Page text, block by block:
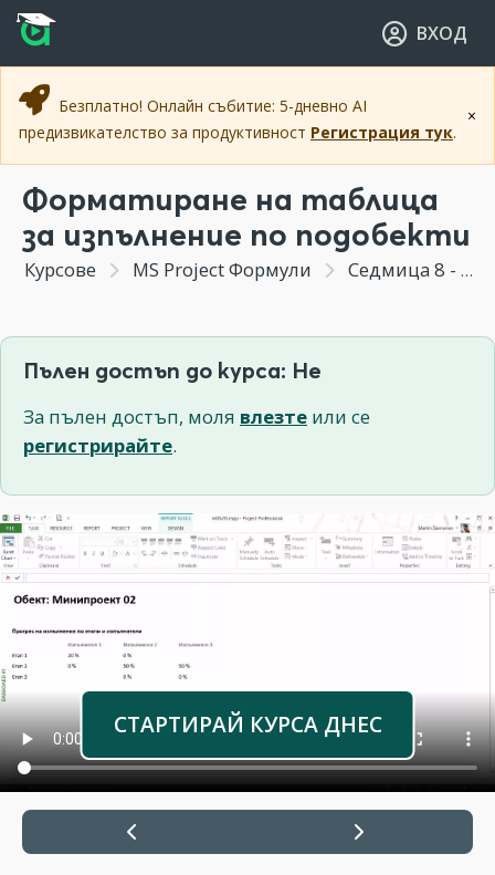
Прескочи към основното съдържание
Прескочи към навигацията
ВХОД
×
Безплатно! Онлайн събитие: 5-дневно AI
предизвикателство за продуктивност Регистрация тук.
Форматиране на таблица
за изпълнение по подобекти
Курсове MS Project Формули Седмица 8 - Създаване на Dashboard
Пълен достъп до курса: Не
За пълен достъп, моля влезте или се
регистрирайте.
СТАРТИРАЙ КУРСА ДНЕС